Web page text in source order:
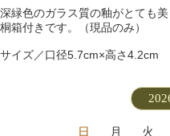
深緑色のガラス質の釉がとても
桐箱付きです。（現品のみ）
サイズ／口径5.7cm×高さ4.2cm
日 月 火